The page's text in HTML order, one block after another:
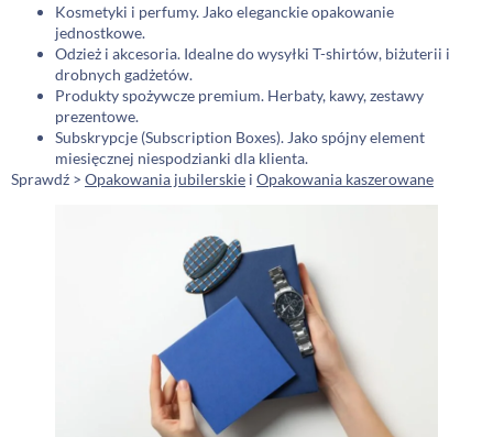
Kosmetyki i perfumy. Jako eleganckie opakowanie
jednostkowe.
Odzież i akcesoria. Idealne do wysyłki T-shirtów, biżuterii i
drobnych gadżetów.
Produkty spożywcze premium. Herbaty, kawy, zestawy
prezentowe.
Subskrypcje (Subscription Boxes). Jako spójny element
miesięcznej niespodzianki dla klienta.
Sprawdź > Opakowania jubilerskie i Opakowania kaszerowane